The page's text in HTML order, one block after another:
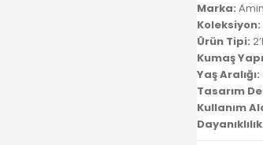
Marka:
Koleksiyon:
Ürün Tipi:
Kumaş
Yaş Aralığı:
Tasarım
Kullanım